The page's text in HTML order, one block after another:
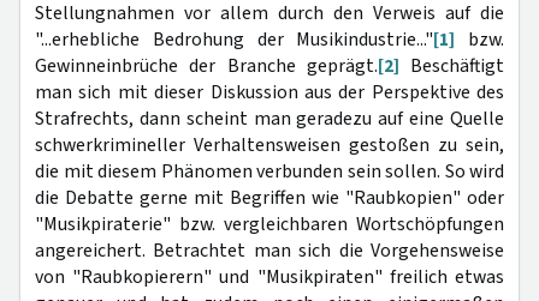
Stellungnahmen vor allem durch den Verweis auf die
"...erhebliche Bedrohung der Musikindustrie..."[1] bzw.
Gewinneinbrüche der Branche geprägt.[2] Beschäftigt
man sich mit dieser Diskussion aus der Perspektive des
Strafrechts, dann scheint man geradezu auf eine Quelle
schwerkrimineller Verhaltensweisen gestoßen zu sein,
die mit diesem Phänomen verbunden sein sollen. So wird
die Debatte gerne mit Begriffen wie "Raubkopien" oder
"Musikpiraterie" bzw. vergleichbaren Wortschöpfungen
angereichert. Betrachtet man sich die Vorgehensweise
von "Raubkopierern" und "Musikpiraten" freilich etwas